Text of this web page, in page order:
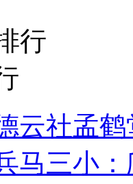
行
云社孟
马三小